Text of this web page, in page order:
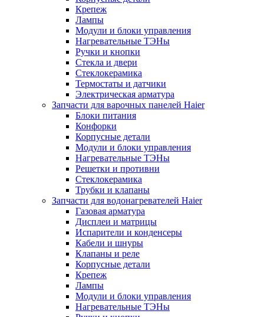
Крепеж
Лампы
Модули и блоки управления
Нагревательные ТЭНы
Ручки и кнопки
Стекла и двери
Стеклокерамика
Термостаты и датчики
Электрическая арматура
Запчасти для варочных панелей Haier
Блоки питания
Конфорки
Корпусные детали
Модули и блоки управления
Нагревательные ТЭНы
Решетки и противни
Стеклокерамика
Трубки и клапаны
Запчасти для водонагревателей Haier
Газовая арматура
Дисплеи и матрицы
Испарители и конденсеры
Кабели и шнуры
Клапаны и реле
Корпусные детали
Крепеж
Лампы
Модули и блоки управления
Нагревательные ТЭНы